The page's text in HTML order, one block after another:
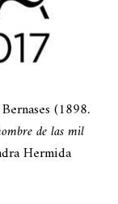
(1898.
de las mil
Hermida